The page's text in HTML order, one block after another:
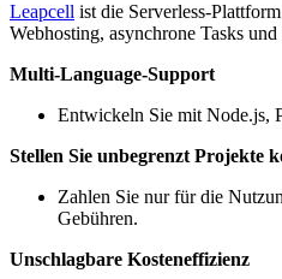
Leapcell ist die Serverless-
Webhosting, asynchrone Tasks und
Multi-Language-Support
Entwickeln Sie mit Node.js,
Stellen Sie unbegrenzt Projekte
Zahlen Sie nur für die
Gebühren.
Unschlagbare Kosteneffizienz